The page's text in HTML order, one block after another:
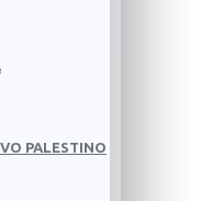
PALESTINO